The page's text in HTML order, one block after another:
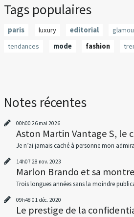
Tags populaires
paris luxury editorial
tendances
mode fashion
Notes récentes
00h00 26 mai 2026
Aston Martin Vantage S, le
Je n’ai jamais caché à personne mon
14h07 28 nov. 2023
Marlon Brando et sa
Trois longues années sans la moindre
09h48 01 déc. 2020
Le prestige de la